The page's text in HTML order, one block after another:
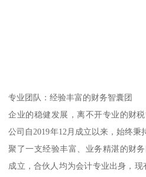
专业团队：经验丰富的财务智囊团
企业的稳健发展，离不开专业的财
公司自2019年12月成立以来，始终秉
聚了一支经验丰富、业务精湛的财
成立，合伙人均为会计专业出身，